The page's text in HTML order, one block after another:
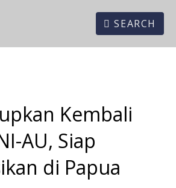
SEARCH
Kembali
AU, Siap
di Papua